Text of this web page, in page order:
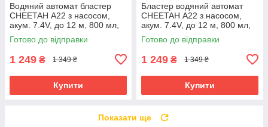
Водяний автомат бластер
CHEETAH А22 з насосом,
акум. 7.4V, до 12 м, 800 мл,
Блакитний
Готово до відправки
1 249 ₴ 1 349 ₴
Купити
Бластер водяний автомат
CHEETAH А22 з насосом,
акум. 7.4V, до 12 м, 800 мл,
Рожевий
Готово до відправки
1 249 ₴ 1 349 ₴
Купити
Показати ще